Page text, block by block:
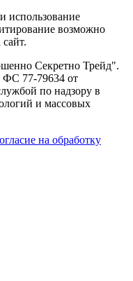
использование
возможно
Секретно Трейд".
ФС 77-79634 от
по надзору в
и массовых
на обработку